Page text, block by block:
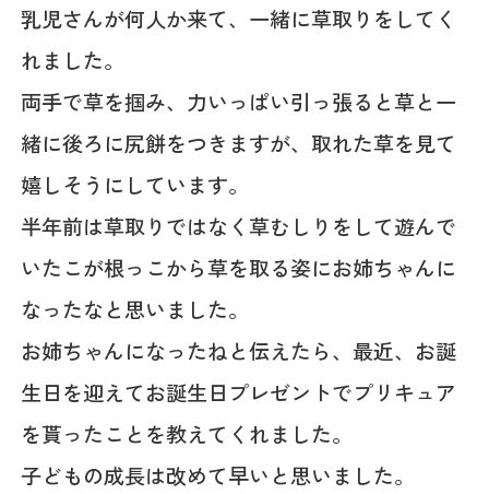
乳児さんが何人か来て、一緒に草取りをしてく
れました。
両手で草を掴み、力いっぱい引っ張ると草と一
緒に後ろに尻餅をつきますが、取れた草を見て
嬉しそうにしています。
半年前は草取りではなく草むしりをして遊んで
いたこが根っこから草を取る姿にお姉ちゃんに
なったなと思いました。
お姉ちゃんになったねと伝えたら、最近、お誕
生日を迎えてお誕生日プレゼントでプリキュア
を貰ったことを教えてくれました。
子どもの成長は改めて早いと思いました。